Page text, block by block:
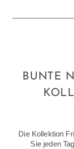
BUNTE
Die Kollektion
Sie jeden